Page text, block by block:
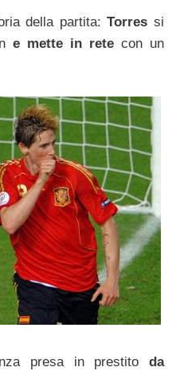
della partita:Torres si
e mette in rete con un
presa in prestito da